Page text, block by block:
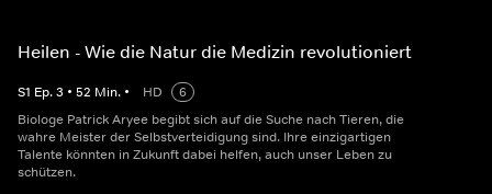
Heilen - Wie die Natur die Medizin revolutioniert
S1 Ep.3 • 52 Min. • HD
6
Biologe Patrick Aryee begibt sich auf die Suche nach Tieren, die
wahre Meister der Selbstverteidigung sind. Ihre einzigartigen
Talente könnten in Zukunft dabei helfen, auch unser Leben zu
schützen.